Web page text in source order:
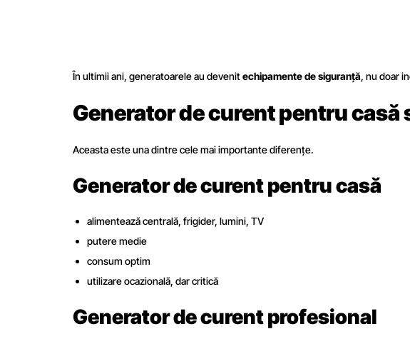
În ultimii ani, generatoarele au devenitechipamente de siguranță, nu doar
Generator de curent pentru
Aceasta este una dintre cele mai importante diferențe.
Generator de curent pentru casă
alimentează centrală, frigider, lumini, TV
putere medie
consum optim
utilizare ocazională, dar critică
Generator de curent profesional